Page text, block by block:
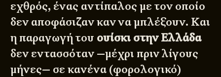
εχθρός, ένας αντίπαλος με τον οποίο
δεν αποφάσιζαν καν να μπλέξουν. Και
η παραγωγή του ουίσκι στην Ελλάδα
δεν εντασσόταν —μέχρι πριν λίγους
μήνες— σε κανένα (φορολογικό)